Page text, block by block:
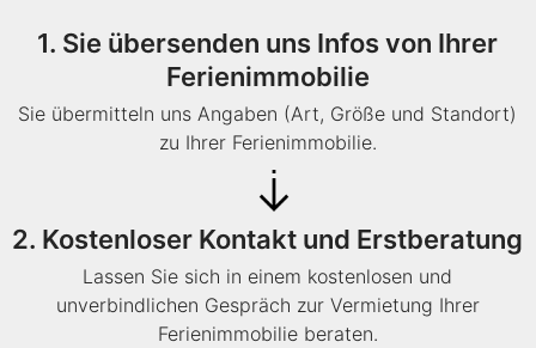
1. Sie übersenden uns Infos von Ihrer
Ferienimmobilie
Sie übermitteln uns Angaben (Art, Größe und Standort)
zu Ihrer Ferienimmobilie.
2. Kostenloser Kontakt und Erstberatung
Lassen Sie sich in einem kostenlosen und
unverbindlichen Gespräch zur Vermietung Ihrer
Ferienimmobilie beraten.